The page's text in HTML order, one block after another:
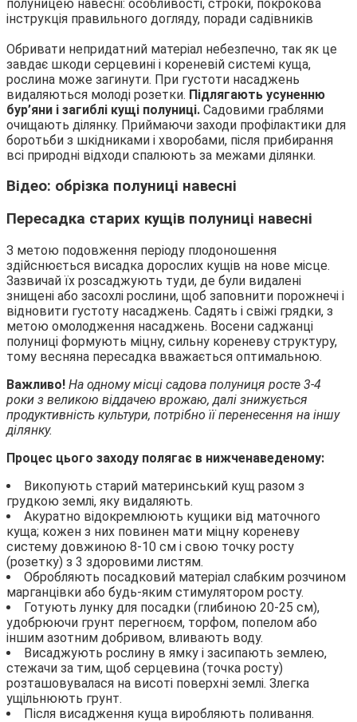
Обривати непридатний матеріал небезпечно, так як це
завдає шкоди серцевині і кореневій системі куща,
рослина може загинути. При густоти насаджень
видаляються молоді розетки. Підлягають усуненню
бур’яни і загиблі кущі полуниці. Садовими граблями
очищають ділянку. Приймаючи заходи профілактики для
боротьби з шкідниками і хворобами, після прибирання
всі природні відходи спалюють за межами ділянки.
Відео: обрізка полуниці навесні
Пересадка старих кущів полуниці навесні
З метою подовження періоду плодоношення
здійснюється висадка дорослих кущів на нове місце.
Зазвичай їх розсаджують туди, де були видалені
знищені або засохлі рослини, щоб заповнити порожнечі і
відновити густоту насаджень. Садять і свіжі грядки, з
метою омолодження насаджень. Восени саджанці
полуниці формують міцну, сильну кореневу структуру,
тому весняна пересадка вважається оптимальною.
Важливо! На одному місці садова полуниця росте 3-4
роки з великою віддачею врожаю, далі знижується
продуктивність культури, потрібно її перенесення на іншу
ділянку.
Процес цього заходу полягає в нижченаведеному:
Викопують старий материнський кущ разом з
грудкою землі, яку видаляють.
Акуратно відокремлюють кущики від маточного
куща; кожен з них повинен мати міцну кореневу
систему довжиною 8-10 см і свою точку росту
(розетку) з 3 здоровими листям.
Обробляють посадковий матеріал слабким розчином
марганцівки або будь-яким стимулятором росту.
Готують лунку для посадки (глибиною 20-25 см),
удобрюючи грунт перегноєм, торфом, попелом або
іншим азотним добривом, вливають воду.
Висаджують рослину в ямку і засипають землею,
стежачи за тим, щоб серцевина (точка росту)
розташовувалася на висоті поверхні землі. Злегка
ущільнюють грунт.
Після висадження куща виробляють поливання.